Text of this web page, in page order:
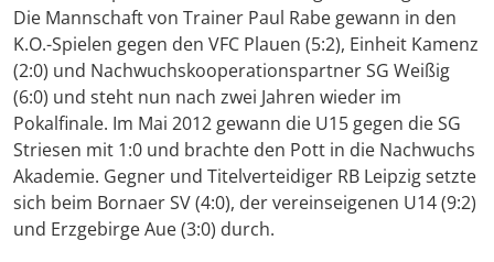
Die Mannschaft von Trainer Paul Rabe gewann in den
K.O.-Spielen gegen den VFC Plauen (5:2), Einheit Kamenz
(2:0) und Nachwuchskooperationspartner SG Weißig
(6:0) und steht nun nach zwei Jahren wieder im
Pokalfinale. Im Mai 2012 gewann die U15 gegen die SG
Striesen mit 1:0 und brachte den Pott in die Nachwuchs
Akademie. Gegner und Titelverteidiger RB Leipzig setzte
sich beim Bornaer SV (4:0), der vereinseigenen U14 (9:2)
und Erzgebirge Aue (3:0) durch.